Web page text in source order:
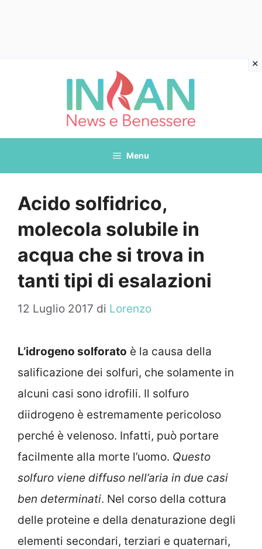
Menu
Acido solfidrico,
molecola solubile in
acqua che si trova in
tanti tipi di esalazioni
12 Luglio 2017 di Lorenzo
L’idrogeno solforato è la causa della
salificazione dei solfuri, che solamente in
alcuni casi sono idrofili. Il solfuro
diidrogeno è estremamente pericoloso
perché è velenoso. Infatti, può portare
facilmente alla morte l’uomo. Questo
solfuro viene diffuso nell’aria in due casi
ben determinati. Nel corso della cottura
delle proteine e della denaturazione degli
elementi secondari, terziari e quaternari,